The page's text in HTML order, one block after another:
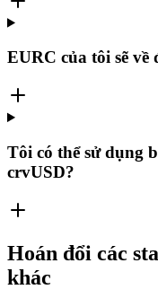
EURC của tôi sẽ về
Tôi có thể sử dụng
crvUSD?
Hoán đổi các
khác